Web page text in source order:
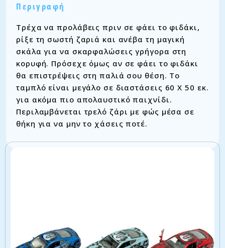
Περιγραφή
Τρέχα να προλάβεις πριν σε φάει το φιδάκι,
ρίξε τη σωστή ζαριά και ανέβα τη μαγική
σκάλα για να σκαρφαλώσεις γρήγορα στη
κορυφή. Πρόσεχε όμως αν σε φάει το φιδάκι
θα επιστρέψεις στη παλιά σου θέση. Το
ταμπλό είναι μεγάλο σε διαστάσεις 60 X 50 εκ.
για ακόμα πιο απολαυστικό παιχνίδι.
Περιλαμβάνεται τρελό ζάρι με φώς μέσα σε
θήκη για να μην το χάσεις ποτέ.